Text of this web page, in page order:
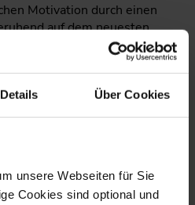
Details Über Cookies
unsere Webseiten für Sie
Cookies sind optional und
Motivation durch einen
auf dem neuesten
Lernsimulationen erleben
für die